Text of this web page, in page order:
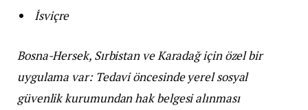
İsviçre
Bosna-Hersek, Sırbistan ve Karadağ için özel bir
uygulama var: Tedavi öncesinde yerel sosyal
güvenlik kurumundan hak belgesi alınması